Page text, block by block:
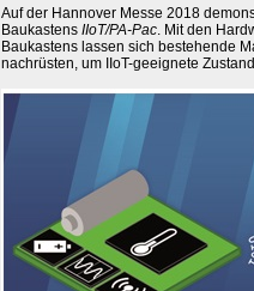
Auf der Hannover Messe 2018
Baukastens IIoT/PA-Pac. Mit den
Baukastens lassen sich bestehende
nachrüsten, um IIoT-geeignete